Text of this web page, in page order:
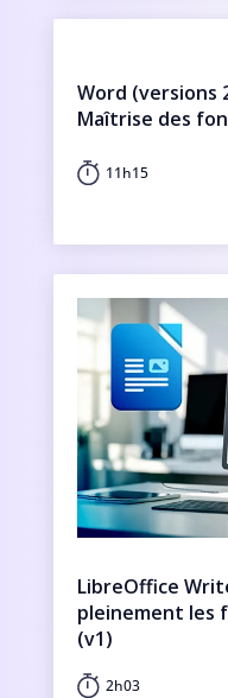
Word (versions
Maîtrise des
11h15
LibreOffice
pleinement les
(v1)
2h03